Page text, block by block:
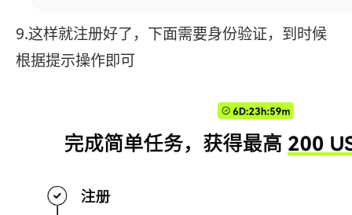
9.这样就注册好了，下面需要身份验证，到时候
根据提示操作即可